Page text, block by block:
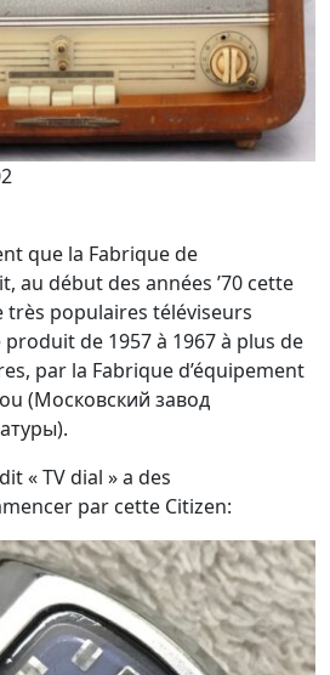
que la Fabrique de
au début des années ’70 cette
très populaires téléviseurs
produit de 1957 à 1967 à plus de
par la Fabrique d’équipement
(Московский завод
« TV dial » a des
par cette Citizen: